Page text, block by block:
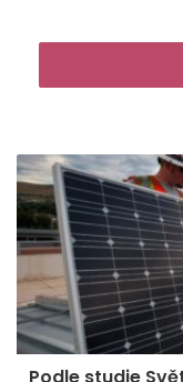
Návštěvníci se
pokusů s kapalným
zkusí i postavit.
představí unikátní
pohyblivých
prostřednictvím
Nepůjde však jen o
si přijde i ženská
na pomezí řemesla